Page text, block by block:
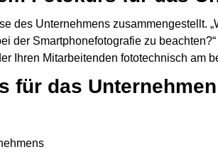
des Unternehmens zusammengestellt.
der Smartphonefotografie zu
Ihren Mitarbeitenden fototechnisch am
für das